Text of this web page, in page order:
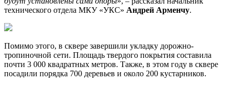
технического отдела МКУ «УКС» Андрей Арменчу.
Помимо этого, в сквере завершили укладку дорожно-
тропиночной сети. Площадь твердого покрытия составила
почти 3 000 квадратных метров. Также, в этом году в сквере
посадили порядка 700 деревьев и около 200 кустарников.